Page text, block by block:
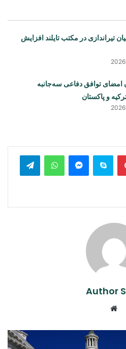
تیراندازی در مکتب تایلند افزایش
امضای توافق دفاعی سه‌جانبه
و پاکستان
Pinterest
Skype
Messenger
WhatsApp
Author